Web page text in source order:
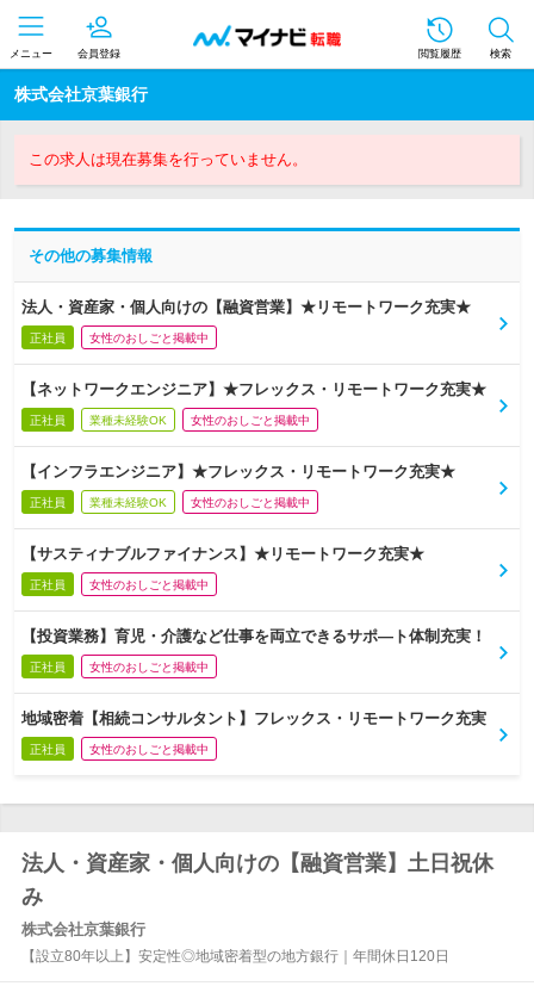
メニュー 会員登録 閲覧履歴 検索
株式会社京葉銀行
この求人は現在募集を行っていません。
その他の募集情報
法人・資産家・個人向けの【融資営業】★リモートワーク充実★
正社員 女性のおしごと掲載中
【ネットワークエンジニア】★フレックス・リモートワーク充実★
正社員 業種未経験OK 女性のおしごと掲載中
【インフラエンジニア】★フレックス・リモートワーク充実★
正社員 業種未経験OK 女性のおしごと掲載中
【サスティナブルファイナンス】★リモートワーク充実★
正社員 女性のおしごと掲載中
【投資業務】育児・介護など仕事を両立できるサポ―ト体制充実！
正社員 女性のおしごと掲載中
地域密着【相続コンサルタント】フレックス・リモートワーク充実
正社員 女性のおしごと掲載中
法人・資産家・個人向けの【融資営業】土日祝休
み
株式会社京葉銀行
【設立80年以上】安定性◎地域密着型の地方銀行｜年間休日120日